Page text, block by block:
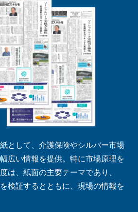
として、介護保険やシルバー市場
広い情報を提供。特に市場原理を
は、紙面の主要テーマであり、
検証するとともに、現場の情報を